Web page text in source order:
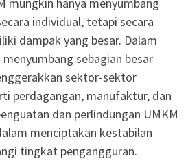
mungkin hanya menyumbang
individual, tetapi secara
dampak yang besar. Dalam
sebagian besar
sektor-sektor
perdagangan, manufaktur, dan
dan perlindungan UMKM
menciptakan kestabilan
tingkat pengangguran.